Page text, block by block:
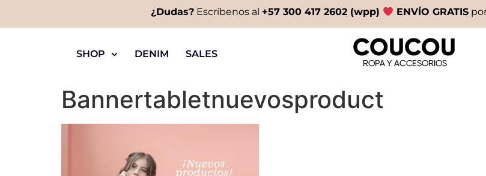
¿Dudas?Escríbenos al +57 300 417 2602 (wpp) ENVÍO GRATIS
SHOP DENIM SALES
Bannertabletnuevosproduct